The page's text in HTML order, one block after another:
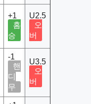
+1
홈
승
U2.5
오
버
-1
핸
디
무
U3.5
오
버